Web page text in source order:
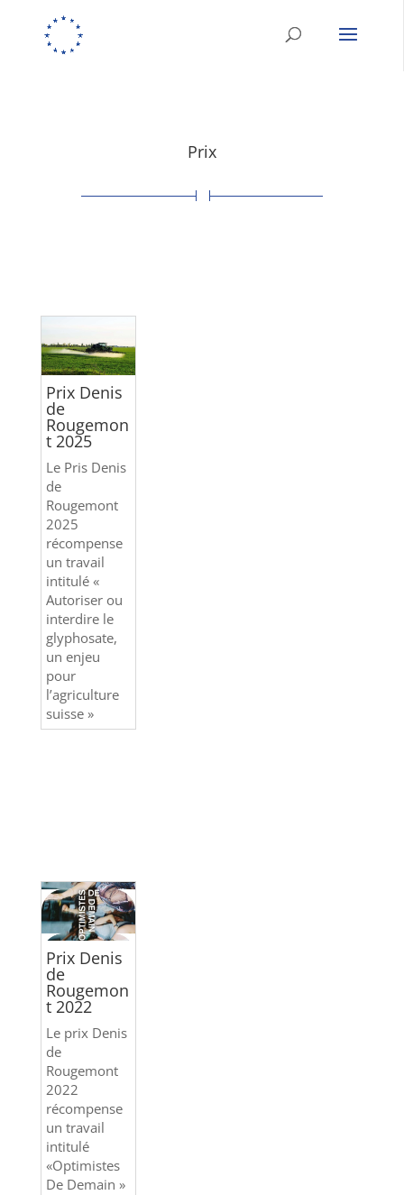
Prix
Prix Denis
de
Rougemon
t 2025
Le Pris Denis
de
Rougemont
2025
récompense
un travail
intitulé «
Autoriser ou
interdire le
glyphosate,
un enjeu
pour
l’agriculture
suisse »
Prix Denis
de
Rougemon
t 2022
Le prix Denis
de
Rougemont
2022
récompense
un travail
intitulé
«Optimistes
De Demain »